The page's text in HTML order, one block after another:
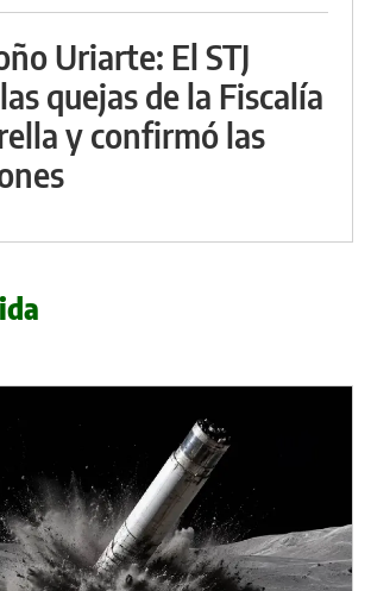
Uriarte: El STJ
quejas de la Fiscalía
y confirmó las